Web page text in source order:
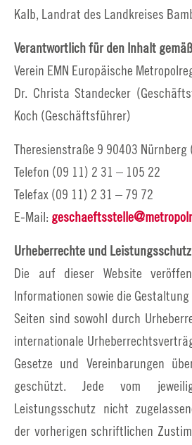
Kalb, Landrat des Landkreises
Verantwortlich für den Inhalt
Verein EMN Europäische
Dr. Christa Standecker
Koch (Geschäftsführer)
Theresienstraße 9 90403
Telefon (09 11) 2 31 – 105 22
Telefax (09 11) 2 31 – 79 72
E-Mail:
Urheberrechte und
Die auf dieser Website
Informationen sowie die
Seiten sind sowohl durch
internationale
Gesetze und Vereinbarungen
geschützt. Jede vom
Leistungsschutz nicht
der vorherigen schriftlichen